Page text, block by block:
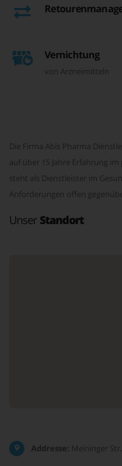
Vernichtung
von Arzneimitteln
Die Firma Abis Pharma
auf über 15 Jahre Erfahrung
steht als Dienstleister im
Anforderungen offen
Unser Standort
Addresse: Meininger